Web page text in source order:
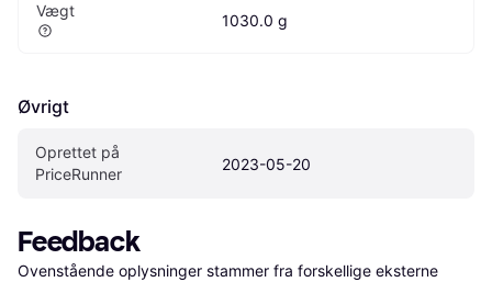
Vægt
1030.0 g
Øvrigt
Oprettet på
PriceRunner
2023-05-20
Feedback
Ovenstående oplysninger stammer fra forskellige eksterne